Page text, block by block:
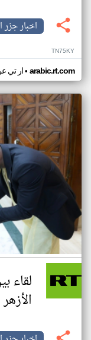
اخبار جزر
TN75KY
ار تي• arabic.rt.com
لقاء